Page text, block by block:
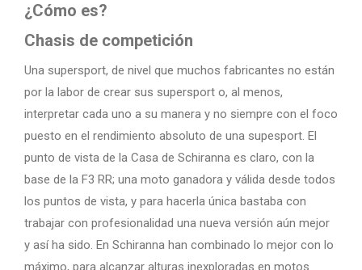
¿Cómo es?
Chasis de competición
Una supersport, de nivel que muchos fabricantes no están
por la labor de crear sus supersport o, al menos,
interpretar cada uno a su manera y no siempre con el foco
puesto en el rendimiento absoluto de una supesport. El
punto de vista de la Casa de Schiranna es claro, con la
base de la F3 RR; una moto ganadora y válida desde todos
los puntos de vista, y para hacerla única bastaba con
trabajar con profesionalidad una nueva versión aún mejor
y así ha sido. En Schiranna han combinado lo mejor con lo
máximo, para alcanzar alturas inexploradas en motos